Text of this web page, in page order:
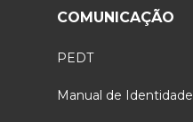
COMUNICAÇÃO
PEDT
Manual de Identidade